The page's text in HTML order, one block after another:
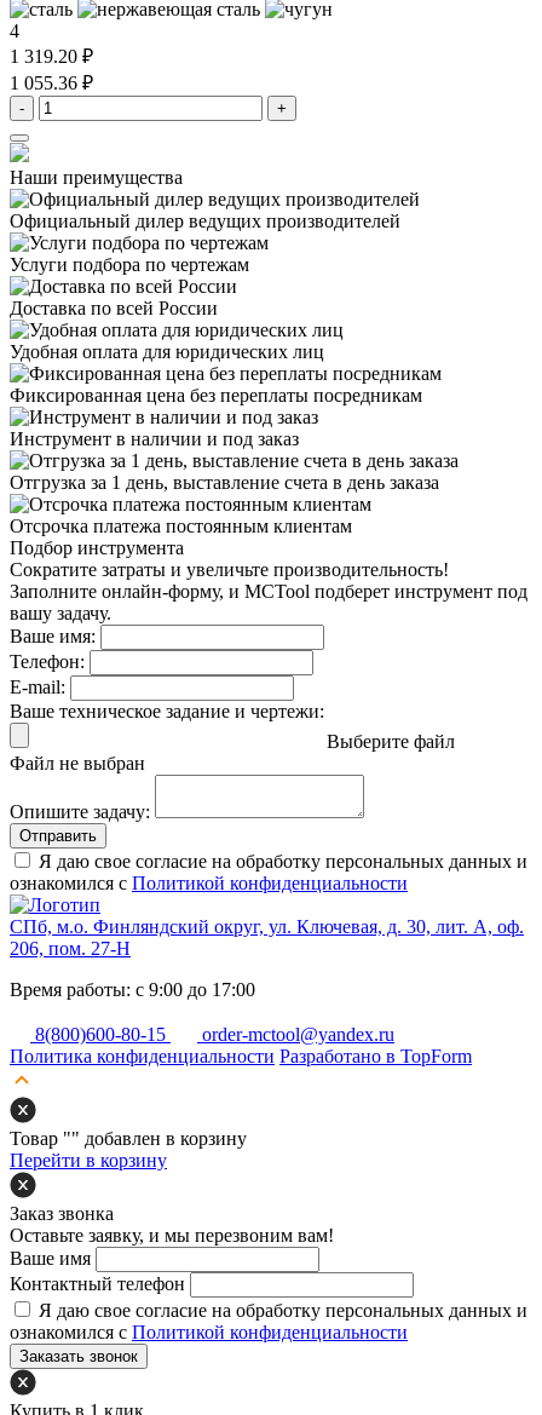
4
1 319.20 ₽
1 055.36 ₽
- +
Наши преимущества
Официальный дилер ведущих производителей
Услуги подбора по чертежам
Доставка по всей России
Удобная оплата для юридических лиц
Фиксированная цена без переплаты посредникам
Инструмент в наличии и под заказ
Отгрузка за 1 день, выставление счета в день заказа
Отсрочка платежа постоянным клиентам
Подбор инструмента
Сократите затраты и увеличьте производительность!
Заполните онлайн-форму, и MCTool подберет инструмент под
вашу задачу.
Ваше имя:
Телефон:
E-mail:
Ваше техническое задание и чертежи:
Выберите файл
Файл не выбран
Опишите задачу:
Отправить
Я даю свое согласие на обработку персональных данных и
ознакомился с Политикой конфиденциальности
СПб, м.о. Финляндский округ, ул. Ключевая, д. 30, лит. А, оф.
206, пом. 27-Н
Время работы: с 9:00 до 17:00
8(800)600-80-15
order-mctool@yandex.ru
Политика конфиденциальности Разработано в TopForm
Товар "" добавлен в корзину
Перейти в корзину
Заказ звонка
Оставьте заявку, и мы перезвоним вам!
Ваше имя
Контактный телефон
Я даю свое согласие на обработку персональных данных и
ознакомился с Политикой конфиденциальности
Заказать звонок
Купить в 1 клик